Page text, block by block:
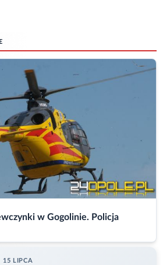
w Gogolinie. Policja
15 LIPCA